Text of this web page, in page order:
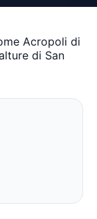
Acropoli di
di San